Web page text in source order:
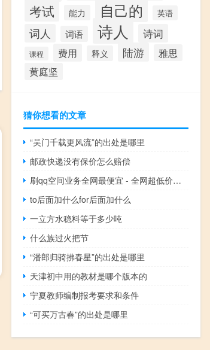
考试 能力 自己的 英语
词人 词语 诗人 诗词
课程 费用 释义 陆游 雅思
黄庭坚
猜你想看的文章
“吴门千载更风流”的出处是哪里
邮政快递没有保价怎么赔偿
刷qq空间业务全网最便宜 - 全网超低价刷qq空间业务平台
to后面加什么for后面加什么
一立方水稳料等于多少吨
什么族过火把节
“潘郎归骑拂春星”的出处是哪里
天津初中用的教材是哪个版本的
宁夏教师编制报考要求和条件
“可买万古春”的出处是哪里